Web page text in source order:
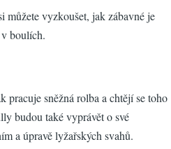
vyzkoušet, jak zábavné je
boulích.
pracuje sněžná rolba a chtějí se toho
budou také vyprávět o své
a úpravě lyžařských svahů.